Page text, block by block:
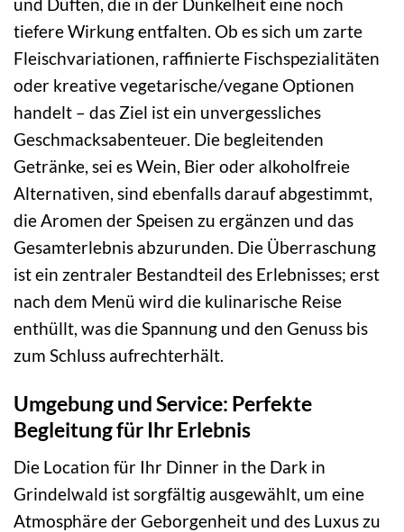
tiefere Wirkung entfalten. Ob es sich um zarte
Fleischvariationen, raffinierte Fischspezialitäten
oder kreative vegetarische/vegane Optionen
handelt – das Ziel ist ein unvergessliches
Geschmacksabenteuer. Die begleitenden
Getränke, sei es Wein, Bier oder alkoholfreie
Alternativen, sind ebenfalls darauf abgestimmt,
die Aromen der Speisen zu ergänzen und das
Gesamterlebnis abzurunden. Die Überraschung
ist ein zentraler Bestandteil des Erlebnisses; erst
nach dem Menü wird die kulinarische Reise
enthüllt, was die Spannung und den Genuss bis
zum Schluss aufrechterhält.
Umgebung und Service: Perfekte
Begleitung für Ihr Erlebnis
Die Location für Ihr Dinner in the Dark in
Grindelwald ist sorgfältig ausgewählt, um eine
Atmosphäre der Geborgenheit und des Luxus zu